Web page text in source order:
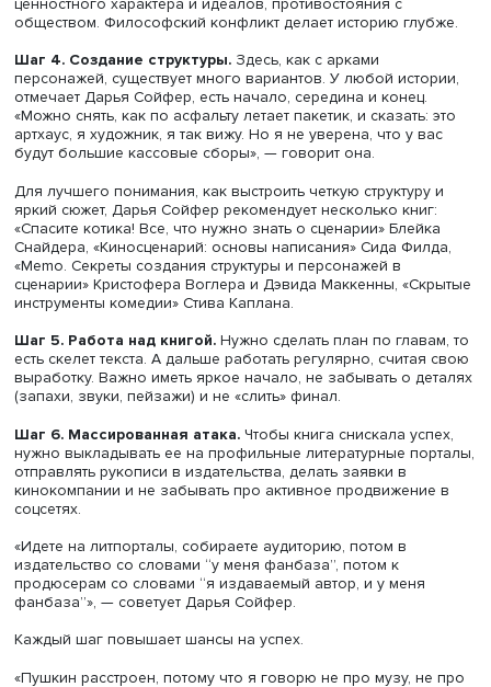
Шаг 2. Продуманный герой.«Герой типа Обломова,
плывет по течению и сам ничего не делает, или,
герой, у которого все получается, — это не работает
экранизаций», — подчеркивает эксперт. Важно
зритель сможет ассоциировать себя с героем: нужен
архетип, желательно с изюминкой. При этом персонаж
развиваться: в сценарном искусстве существует
вариантов арок, через которые должен проходить
продуманный персонаж.
Шаг 3. Трехуровневый конфликт.Внешний конфликт
проблемы выживания, денег или социального статуса,
внутренний конфликт — аспекты любви, дружбы или
детей. Третий уровень конфликта — философский:
ценностного характера и идеалов, противостояния с
обществом. Философский конфликт делает историю
Шаг 4. Создание структуры.Здесь, как с арками
персонажей, существует много вариантов. У любой
«Можно снять, как по асфальту летает пакетик, и
артхаус, я художник, я так вижу. Но я не уверена, что у
будут большие кассовые сборы», — говорит она.
яркий сюжет, Дарья Сойфер рекомендует несколько
«Спасите котика! Все, что нужно знать о сценарии»
Снайдера, «Киносценарий: основы написания» Сида
«Memo. Секреты создания структуры и персонажей в
сценарии» Кристофера Воглера и Дэвида Маккенны,